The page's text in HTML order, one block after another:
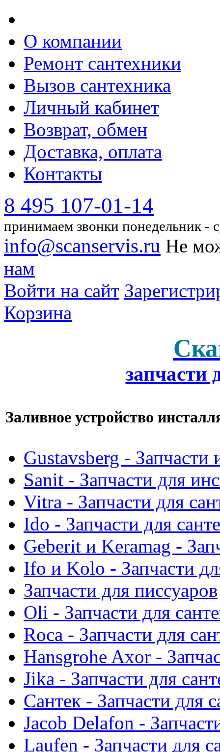
О компании
Ремонт сантехники
Вызов сантехника
Личный кабинет
Возврат, обмен
Доставка, оплата
Контакты
8 495 107-01-14
принимаем звонки понедельник -
info@scanservis.ru Не
нам
Войти на сайт
Корзина
запчасти
Заливное устройство
Gustavsberg - Запчасти
Sanit - Запчасти для
Vitra - Запчасти для
Ido - Запчасти для
Geberit и Keramag -
Ifo и Kolo - Запчасти
Запчасти для писсуаров
Oli - Запчасти для
Roca - Запчасти для
Hansgrohe Axor -
Jika - Запчасти для
Сантек - Запчасти для
Jacob Delafon -
Laufen - Запчасти для